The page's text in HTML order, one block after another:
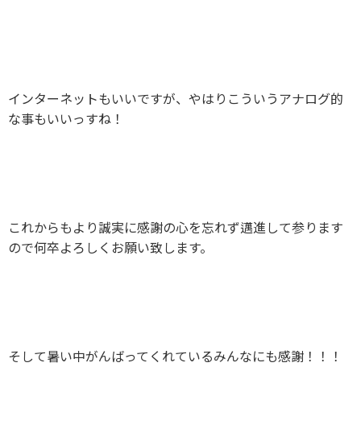
インターネットもいいですが、やはりこういうアナログ的
な事もいいっすね！
これからもより誠実に感謝の心を忘れず邁進して参ります
ので何卒よろしくお願い致します。
そして暑い中がんばってくれているみんなにも感謝！！！